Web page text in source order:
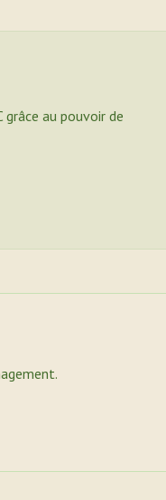
au pouvoir de